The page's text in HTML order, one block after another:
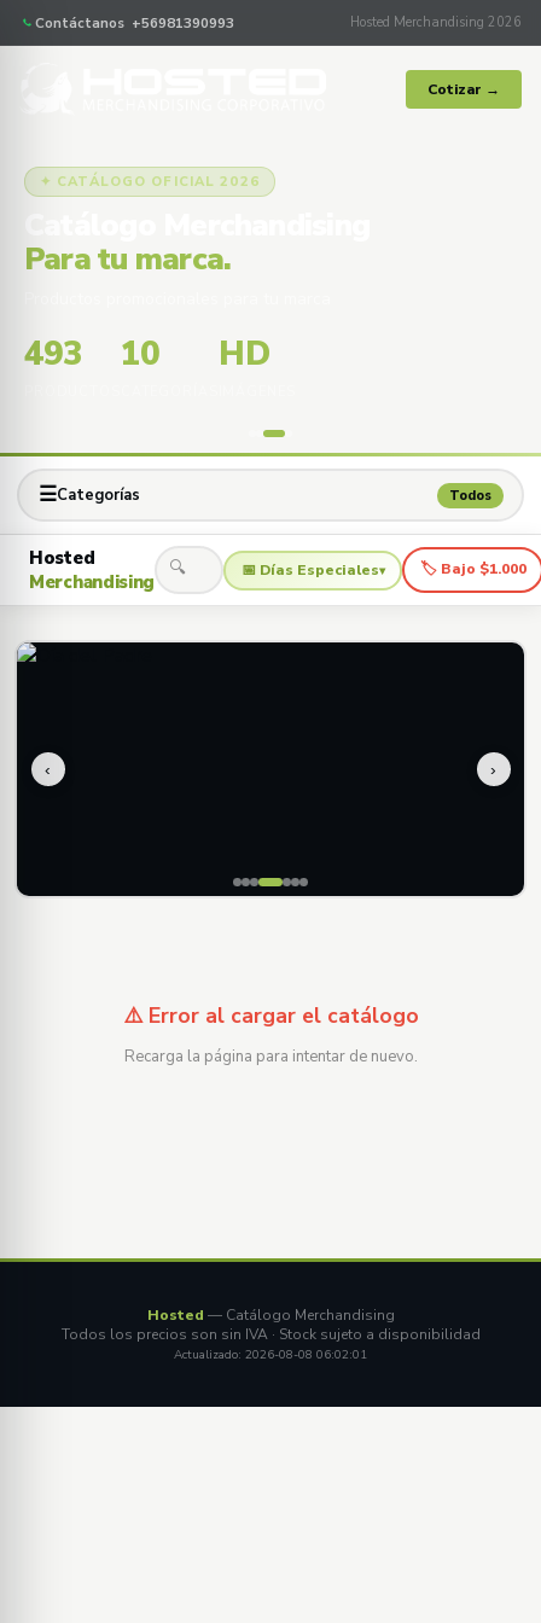
Contáctanos +56981390993 Hosted Merchandising 2026
Cotizar →
✦ CATÁLOGO OFICIAL 2026
Para tu marca.
493 10 HD
☰Categorías Todos
Hosted
Merchandising
🔍 📅 Días Especiales▾ 🏷 Bajo $1.000
‹ ›
⚠️ Error al cargar el catálogo
Recarga la página para intentar de nuevo.
Hosted — Catálogo Merchandising
Todos los precios son sin IVA · Stock sujeto a disponibilidad
Actualizado: 2026-08-08 06:02:01